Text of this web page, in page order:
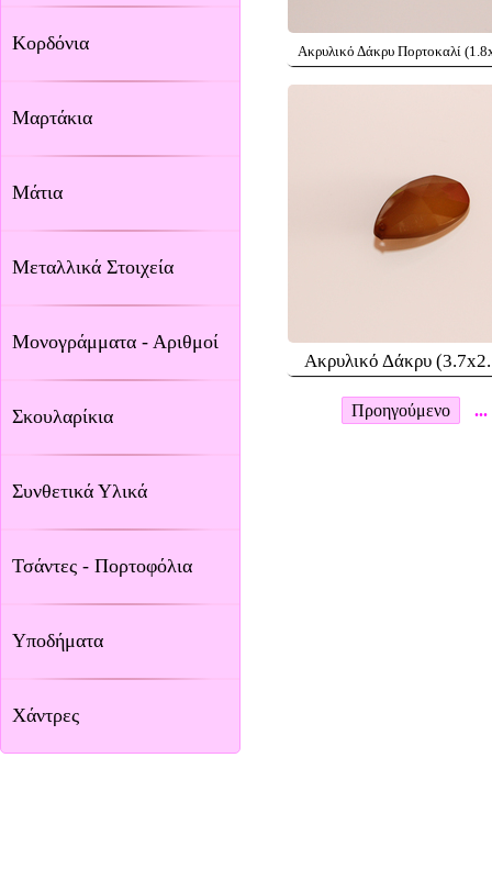
Κορδόνια
Μαρτάκια
Μάτια
Μεταλλικά Στοιχεία
Μονογράμματα - Αριθμοί
Σκουλαρίκια
Συνθετικά Υλικά
Τσάντες - Πορτοφόλια
Υποδήματα
Χάντρες
Ακρυλικό Δάκρυ Πορτοκαλί
Ακρυλικό Δάκρυ
Προηγούμενο ...